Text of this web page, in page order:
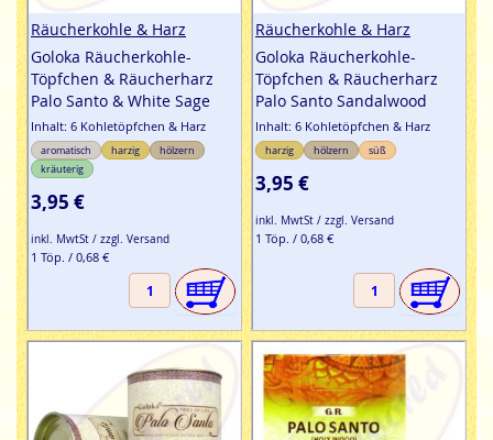
Räucherkohle & Harz
Goloka Räucherkohle-
Töpfchen & Räucherharz
Palo Santo & White Sage
Inhalt: 6 Kohletöpfchen & Harz
aromatisch harzig
hölzern
kräuterig
3,95 €
inkl. MwtSt / zzgl. Versand
1 Töp. / 0,68 €
Räucherkohle & Harz
Goloka Räucherkohle-
Töpfchen & Räucherharz
Palo Santo Sandalwood
Inhalt: 6 Kohletöpfchen & Harz
harzig hölzern süß
3,95 €
inkl. MwtSt / zzgl. Versand
1 Töp. / 0,68 €